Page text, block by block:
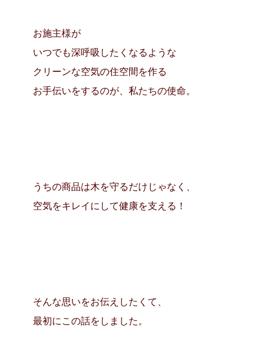
お施主様が
いつでも深呼吸したくなるような
クリーンな空気の住空間を作る
お手伝いをするのが、私たちの使命。
うちの商品は木を守るだけじゃなく、
空気をキレイにして健康を支える！
そんな思いをお伝えしたくて、
最初にこの話をしました。